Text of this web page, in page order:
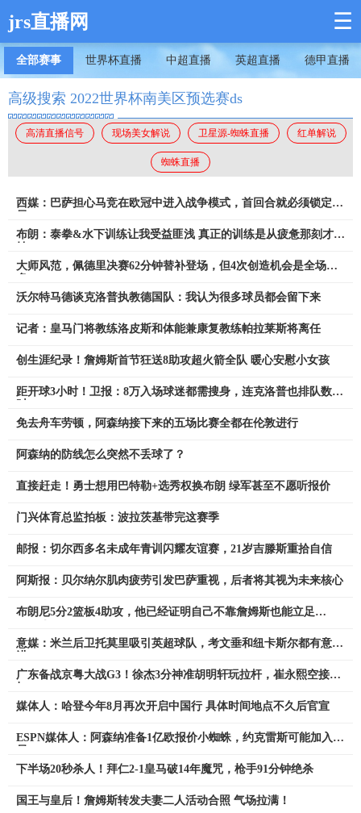
jrs直播网 ☰
全部赛事 世界杯直播 中超直播 英超直播 德甲直播
高级搜索 2022世界杯南美区预选赛ds
高清直播信号 现场美女解说 卫星源-蜘蛛直播 红单解说
蜘蛛直播
西媒：巴萨担心马竞在欧冠中进入战争模式，首回合就必须锁定胜
布朗：泰拳&水下训练让我受益匪浅 真正的训练是从疲惫那刻才开
大师风范，佩德里决赛62分钟替补登场，但4次创造机会是全场最
沃尔特马德谈克洛普执教德国队：我认为很多球员都会留下来
记者：皇马门将教练洛皮斯和体能兼康复教练帕拉莱斯将离任
创生涯纪录！詹姆斯首节狂送8助攻超火箭全队 暖心安慰小女孩
距开球3小时！卫报：8万入场球迷都需搜身，连克洛普也排队数小
免去舟车劳顿，阿森纳接下来的五场比赛全都在伦敦进行
阿森纳的防线怎么突然不丢球了？
直接赶走！勇士想用巴特勒+选秀权换布朗 绿军甚至不愿听报价
门兴体育总监拍板：波拉茨基带完这赛季
邮报：切尔西多名未成年青训闪耀友谊赛，21岁吉滕斯重拾自信
阿斯报：贝尔纳尔肌肉疲劳引发巴萨重视，后者将其视为未来核心
布朗尼5分2篮板4助攻，他已经证明自己不靠詹姆斯也能立足
意媒：米兰后卫托莫里吸引英超球队，考文垂和纽卡斯尔都有意引
广东备战京粤大战G3！徐杰3分神准胡明轩玩拉杆，崔永熙空接暴
媒体人：哈登今年8月再次开启中国行 具体时间地点不久后官宣
ESPN媒体人：阿森纳准备1亿欧报价小蜘蛛，约克雷斯可能加入交
下半场20秒杀人！拜仁2-1皇马破14年魔咒，枪手91分钟绝杀
国王与皇后！詹姆斯转发夫妻二人活动合照 气场拉满！